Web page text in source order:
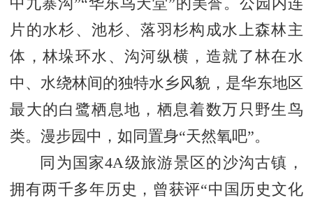
中九寨沟”“华东鸟天堂”的美誉。公园内连
片的水杉、池杉、落羽杉构成水上森林主
体，林垛环水、沟河纵横，造就了林在水
中、水绕林间的独特水乡风貌，是华东地区
最大的白鹭栖息地，栖息着数万只野生鸟
类。漫步园中，如同置身“天然氧吧”。
同为国家4A级旅游景区的沙沟古镇，
拥有两千多年历史，曾获评“中国历史文化